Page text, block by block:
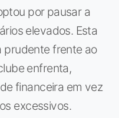
por pausar a
elevados. Esta
prudente frente ao
enfrenta,
financeira em vez
excessivos.